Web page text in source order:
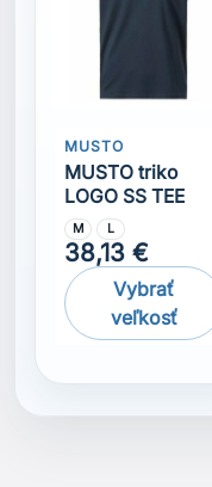
MUSTO
MUSTO triko
LOGO SS TEE
M L
38,13 €
Vybrať
veľkosť